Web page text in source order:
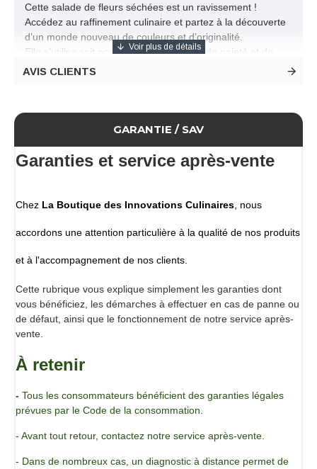
Cette salade de fleurs séchées est un ravissement !
Accédez au raffinement culinaire et partez à la découverte
d’un monde nouveau de couleurs et d’originalité.
Elle s’utilise soit pour donner une pointe de gaieté et de
couleur au dressage d’une assiette soit pour donner une
d’amertume et des notes fruitées à une préparation à base
de végétaux : un risotto de légumes, une salade verte
Vous pouvez également l’associer à une salade de
roquette, à une vinaigrette ou à des carrés de chèvre frais.
en contact directement avec la poêle ou la casserole.
Pétales de bleuet, pétales de souci, pétales de rose
Conservation
lumière
Origine
France
AVIS CLIENTS
GARANTIE / SAV
Garanties et service après-vente
Chez La Boutique des Innovations Culinaires , nous
accordons une attention particulière à la qualité de nos produits
et à l'accompagnement de nos clients.
Cette rubrique vous explique simplement les garanties dont
vous bénéficiez, les démarches à effectuer en cas de panne ou
de défaut, ainsi que le fonctionnement de notre service après-
vente.
À retenir
- Tous les consommateurs bénéficient des garanties légales
prévues par le Code de la consommation.
- Avant tout retour, contactez notre service après-vente.
- Dans de nombreux cas, un diagnostic à distance permet de